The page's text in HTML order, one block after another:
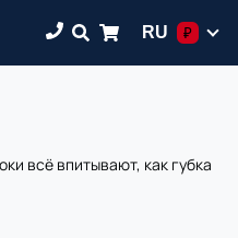
RU ₽
всё впитывают, как губка